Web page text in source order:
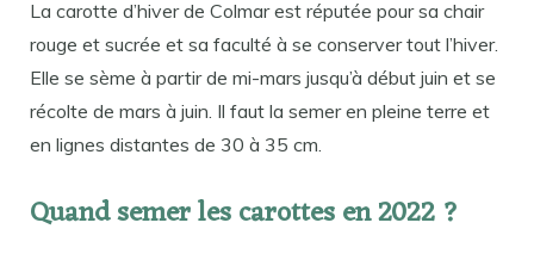
La carotte d’hiver de Colmar est réputée pour sa chair
rouge et sucrée et sa faculté à se conserver tout l’hiver.
Elle se sème à partir de mi-mars jusqu’à début juin et se
récolte de mars à juin. Il faut la semer en pleine terre et
en lignes distantes de 30 à 35 cm.
Quand semer les carottes en 2022 ?